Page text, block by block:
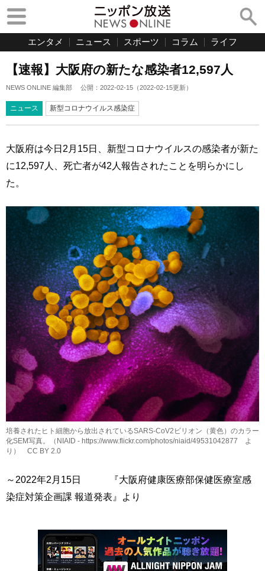
エンタメ ニュース スポーツ コラム ライフ
【速報】大阪府の新たな感染者12,597人
NEWS ONLINE 編集部 公開： 2022-02-15 （2022-02-15更新）
ニュース 新型コロナウイルス感染症
大阪府は今日2月15日、新型コロナウイルスの感染者が新た
に12,597人、死亡者が42人報告されたことを明らかにし
た。
培養されたヒト細胞から放出されているSARS-CoV2ビリオン（黄色）のカラー
化SEM写真。（NIAID - https://www.flickr.com/photos/niaid/49531042877 よ
り） CC BY 2.0
～2022年2月15日 『大阪府健康医療部保健医療室感
染症対策企画課 報道発表』より